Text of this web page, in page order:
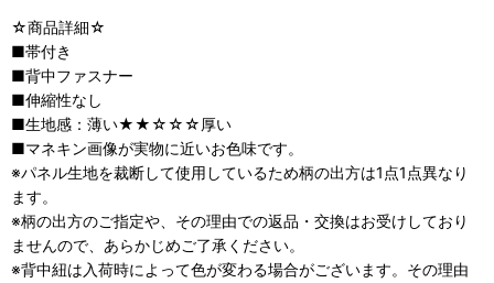
☆商品詳細☆
■帯付き
■背中ファスナー
■伸縮性なし
■生地感：薄い★★☆☆☆厚い
■マネキン画像が実物に近いお色味です。
※パネル生地を裁断して使用しているため柄の出方は1点1点異なり
ます。
※柄の出方のご指定や、その理由での返品・交換はお受けしており
ませんので、あらかじめご了承ください。
※背中紐は入荷時によって色が変わる場合がございます。その理由